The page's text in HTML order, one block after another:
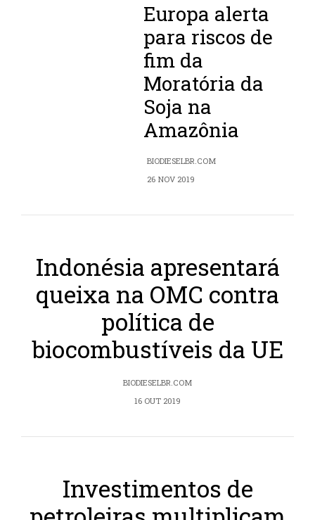
Europa alerta
para riscos de
fim da
Moratória da
Soja na
Amazônia
BIODIESELBR.COM
26 NOV 2019
Indonésia apresentará
queixa na OMC contra
política de
biocombustíveis da UE
BIODIESELBR.COM
16 OUT 2019
Investimentos de